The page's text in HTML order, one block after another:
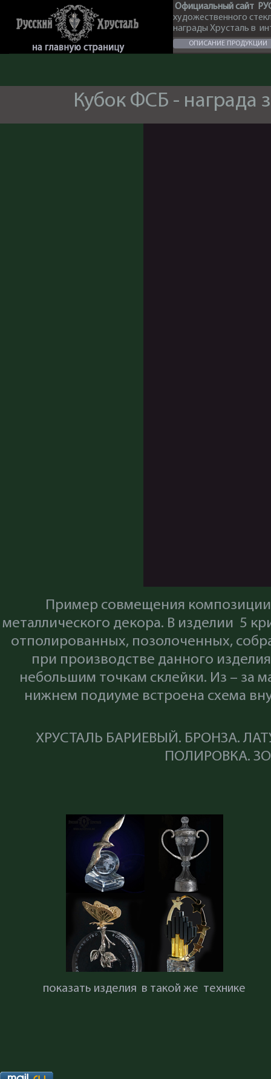
Официальный сайт
художественного
награды Хрусталь в
ОПИСАНИЕ ПРОДУКЦИИ
Кубок ФСБ - награда
Пример совмещения
металлического декора. В изделии 5
отполированных, позолоченных,
при производстве данного
небольшим точкам склейки. Из – за
нижнем подиуме встроена схема
ХРУСТАЛЬ БАРИЕВЫЙ. БРОНЗА.
ПОЛИРОВКА.
показать изделия в такой же технике